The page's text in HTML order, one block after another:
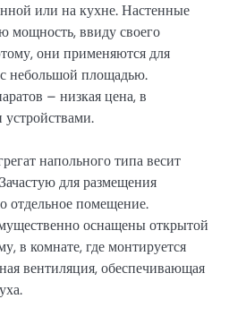
или на кухне. Настенные
мощность, ввиду своего
они применяются для
небольшой площадью.
– низкая цена, в
напольного типа весит
для размещения
отдельное помещение.
оснащены открытой
в комнате, где монтируется
вентиляция, обеспечивающая